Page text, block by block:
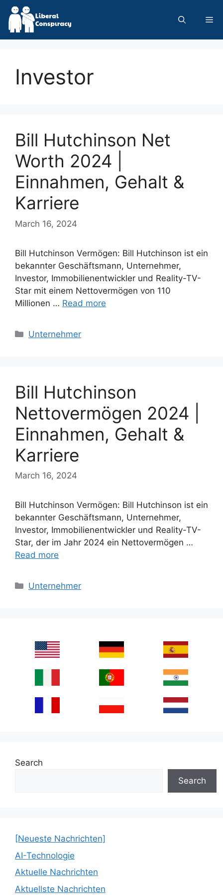
Skip
content
Investor
Bill Hutchinson Net
Worth 2024 |
Einnahmen, Gehalt &
Karriere
March 16, 2024
Bill Hutchinson Vermögen: Bill Hutchinson ist ein
bekannter Geschäftsmann, Unternehmer,
Investor, Immobilienentwickler und Reality-TV-
Star mit einem Nettovermögen von 110
Millionen … Read more
Categories
Unternehmer
Bill Hutchinson
Nettovermögen 2024 |
Einnahmen, Gehalt &
Karriere
March 16, 2024
Bill Hutchinson Vermögen: Bill Hutchinson ist ein
bekannter Geschäftsmann, Unternehmer,
Investor, Immobilienentwickler und Reality-TV-
Star, der im Jahr 2024 ein Nettovermögen …
Read more
Categories
Unternehmer
Search
Search
[Neueste Nachrichten]
AI-Technologie
Aktuelle Nachrichten
Aktuellste Nachrichten